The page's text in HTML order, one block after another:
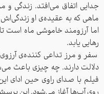
جدایی اتفاق می‌افتد. زندگی و
ماهی که به عقیده‌‌ی او
اما آرزومند خاموشی ماه است
رهایی یابد.
سفر و مرز تداعی کننده‌ی
دلالت دارند. چه چیزی باعث
فیلم با صدای راوی حین ادای